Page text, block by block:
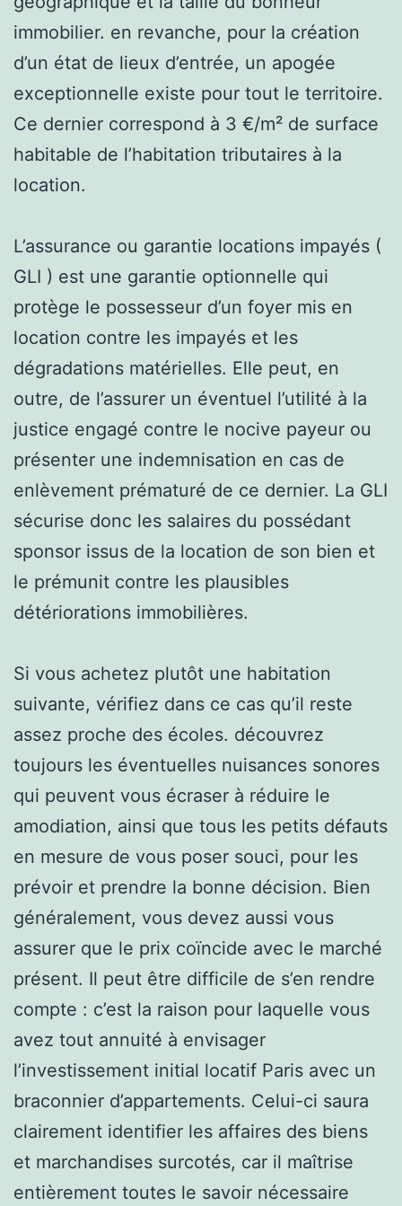
immobilier. en revanche, pour la création
d’un état de lieux d’entrée, un apogée
exceptionnelle existe pour tout le territoire.
Ce dernier correspond à 3 €/m² de surface
habitable de l’habitation tributaires à la
location.
L’assurance ou garantie locations impayés (
GLI ) est une garantie optionnelle qui
protège le possesseur d’un foyer mis en
location contre les impayés et les
dégradations matérielles. Elle peut, en
outre, de l’assurer un éventuel l’utilité à la
justice engagé contre le nocive payeur ou
présenter une indemnisation en cas de
enlèvement prématuré de ce dernier. La GLI
sécurise donc les salaires du possédant
sponsor issus de la location de son bien et
le prémunit contre les plausibles
détériorations immobilières.
Si vous achetez plutôt une habitation
suivante, vérifiez dans ce cas qu’il reste
assez proche des écoles. découvrez
toujours les éventuelles nuisances sonores
qui peuvent vous écraser à réduire le
amodiation, ainsi que tous les petits défauts
en mesure de vous poser souci, pour les
prévoir et prendre la bonne décision. Bien
généralement, vous devez aussi vous
assurer que le prix coïncide avec le marché
présent. Il peut être difficile de s’en rendre
compte : c’est la raison pour laquelle vous
avez tout annuité à envisager
l’investissement initial locatif Paris avec un
braconnier d’appartements. Celui-ci saura
clairement identifier les affaires des biens
et marchandises surcotés, car il maîtrise
entièrement toutes le savoir nécessaire